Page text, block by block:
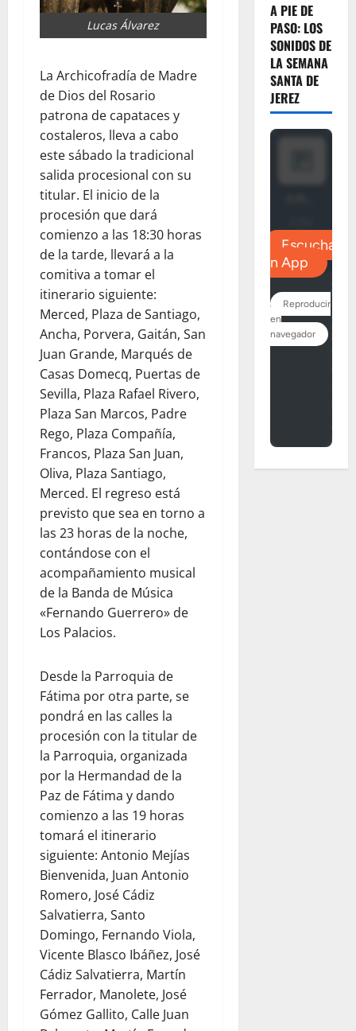
Lucas Álvarez
La Archicofradía de Madre
de Dios del Rosario
patrona de capataces y
costaleros, lleva a cabo
este sábado la tradicional
salida procesional con su
titular. El inicio de la
procesión que dará
comienzo a las 18:30 horas
de la tarde, llevará a la
comitiva a tomar el
itinerario siguiente:
Merced, Plaza de Santiago,
Ancha, Porvera, Gaitán, San
Juan Grande, Marqués de
Casas Domecq, Puertas de
Sevilla, Plaza Rafael Rivero,
Plaza San Marcos, Padre
Rego, Plaza Compañía,
Francos, Plaza San Juan,
Oliva, Plaza Santiago,
Merced. El regreso está
previsto que sea en torno a
las 23 horas de la noche,
contándose con el
acompañamiento musical
de la Banda de Música
«Fernando Guerrero» de
Los Palacios.
Desde la Parroquia de
Fátima por otra parte, se
pondrá en las calles la
procesión con la titular de
la Parroquia, organizada
por la Hermandad de la
Paz de Fátima y dando
comienzo a las 19 horas
tomará el itinerario
siguiente: Antonio Mejías
Bienvenida, Juan Antonio
Romero, José Cádiz
Salvatierra, Santo
Domingo, Fernando Viola,
Vicente Blasco Ibáñez, José
Cádiz Salvatierra, Martín
Ferrador, Manolete, José
Gómez Gallito, Calle Juan
A PIE DE
PASO: LOS
SONIDOS DE
LA SEMANA
SANTA DE
JEREZ